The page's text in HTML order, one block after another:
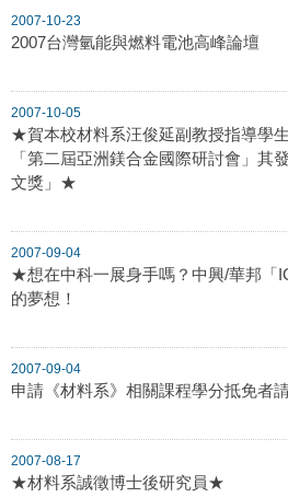
2007-10-23
2007台灣氫能與燃料電池高峰論壇
2007-10-05
★賀本校材料系汪俊延副教授指導學
「第二屆亞洲鎂合金國際研討會」其
文獎」★
2007-09-04
★想在中科一展身手嗎？中興/華邦「
的夢想！
2007-09-04
申請《材料系》相關課程學分抵免者
2007-08-17
★材料系誠徵博士後研究員★